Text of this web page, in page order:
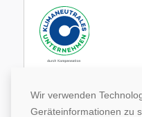
Wir verwenden
Geräteinformationen zu
Klima und Entwicklung
Emissionen durch